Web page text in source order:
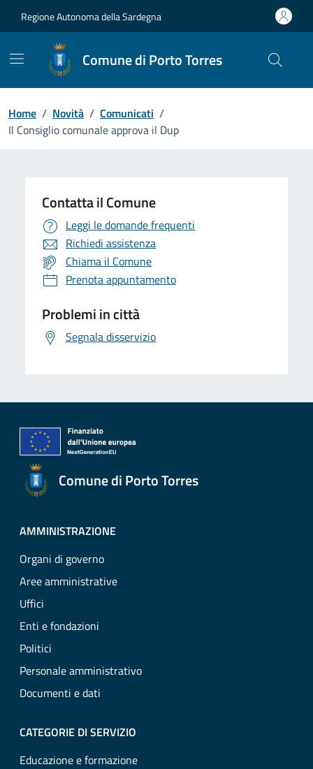
Regione Autonoma della Sardegna
Comune di Porto Torres
Home / Novità / Comunicati /
Il Consiglio comunale approva il Dup
Contatta il Comune
Leggi le domande frequenti
Richiedi assistenza
Chiama il Comune
Prenota appuntamento
Problemi in città
Segnala disservizio
Comune di Porto Torres
AMMINISTRAZIONE
Organi di governo
Aree amministrative
Uffici
Enti e fondazioni
Politici
Personale amministrativo
Documenti e dati
CATEGORIE DI SERVIZIO
Educazione e formazione